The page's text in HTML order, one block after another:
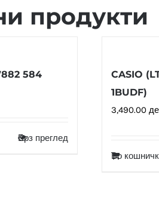
продукти
584
Брз преглед
CASIO
1BUDF)
3,490.00
Во